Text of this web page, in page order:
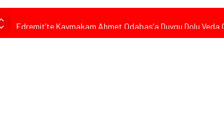
Edremit’te Kaymakam Ahmet Odabaş’a Duygu Dolu Veda
Tarihçi Yusuf Halaçoğlu’ndan TBMM’ye Sunulan Yasa